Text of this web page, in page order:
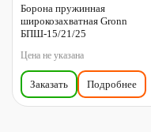
Борона пружинная
широкозахватная Gronn
БПШ-15/21/25
Цена не указана
Заказать Подробнее